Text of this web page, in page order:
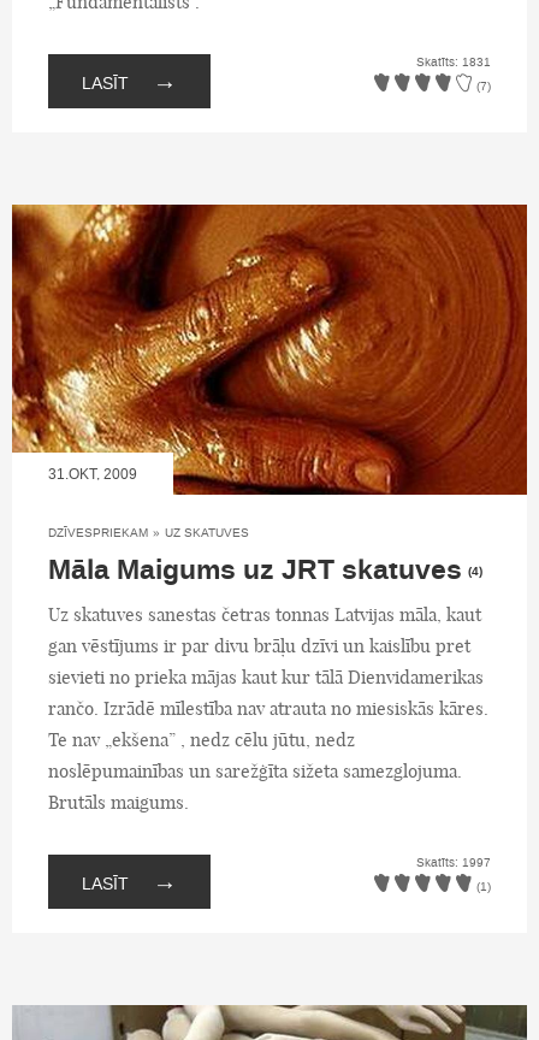
LASĪT →
Skatīts: 1831
(7)
31.OKT, 2009
DZĪVESPRIEKAM » UZ SKATUVES
Māla Maigums uz JRT skatuves (4)
Uz skatuves sanestas četras tonnas Latvijas māla, kaut
gan vēstījums ir par divu brāļu dzīvi un kaislību pret
sievieti no prieka mājas kaut kur tālā Dienvidamerikas
rančo. Izrādē mīlestība nav atrauta no miesiskās kāres.
Te nav „ekšena” , nedz cēlu jūtu, nedz
noslēpumainības un sarežģīta sižeta samezglojuma.
Brutāls maigums.
LASĪT →
Skatīts: 1997
(1)